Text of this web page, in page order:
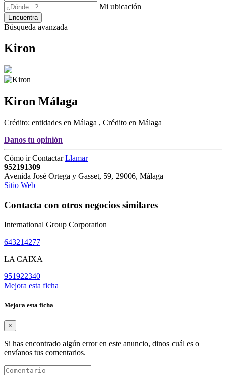
Mi ubicación
Encuentra
Búsqueda avanzada
Kiron
Kiron Málaga
Crédito: entidades en Málaga , Crédito en Málaga
Danos tu opinión
Cómo irContactarLlamar
952191309
Avenida José Ortega y Gasset, 59, 29006, Málaga
Sitio Web
Contacta con otros negocios similares
International Group Corporation
643214277
LA CAIXA
951922340
Mejora esta ficha
Mejora esta ficha
×
Si has encontrado algún error en este anuncio, dinos cuál es o
envíanos tus comentarios.